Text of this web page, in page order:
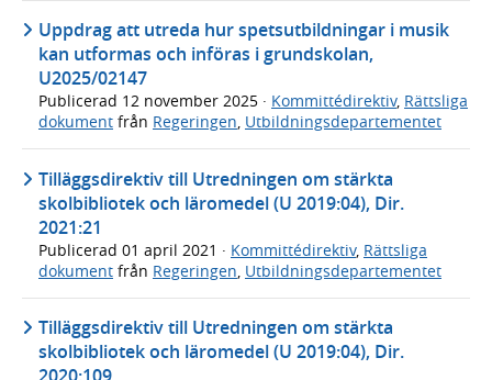
Uppdrag att utreda hur spetsutbildningar i musik
kan utformas och införas i grundskolan,
U2025/02147
Publicerad 12 november 2025 · Kommittédirektiv, Rättsliga
dokument från Regeringen, Utbildningsdepartementet
Tilläggsdirektiv till Utredningen om stärkta
skolbibliotek och läromedel (U 2019:04), Dir.
2021:21
Publicerad 01 april 2021 · Kommittédirektiv, Rättsliga
dokument från Regeringen Utbildningsdepartementet
Tilläggsdirektiv till Utredningen om stärkta
skolbibliotek och läromedel (U 2019:04), Dir.